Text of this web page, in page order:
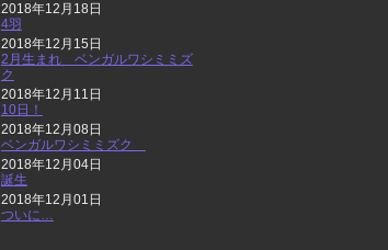
2018年12月18日
4羽
2018年12月15日
2月生まれ ベンガルワシミミズ
ク
2018年12月11日
10日！
2018年12月08日
ベンガルワシミミズク
2018年12月04日
誕生
2018年12月01日
ついに…